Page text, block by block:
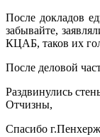
После докладов
забывайте,
КЦАБ, таков их
После деловой
Раздвинулись
Отчизны,
Спасибо